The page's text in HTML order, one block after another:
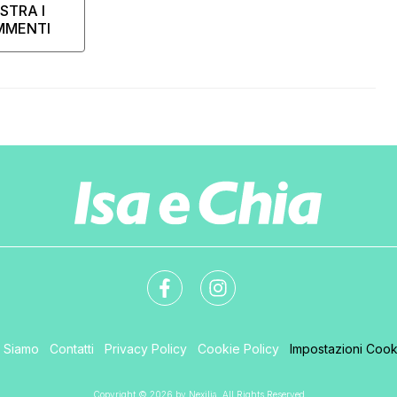
I
Siamo Contatti Privacy Policy Cookie Policy Impostazioni
Copyright © 2026 by Nexilia. All Rights Reserved